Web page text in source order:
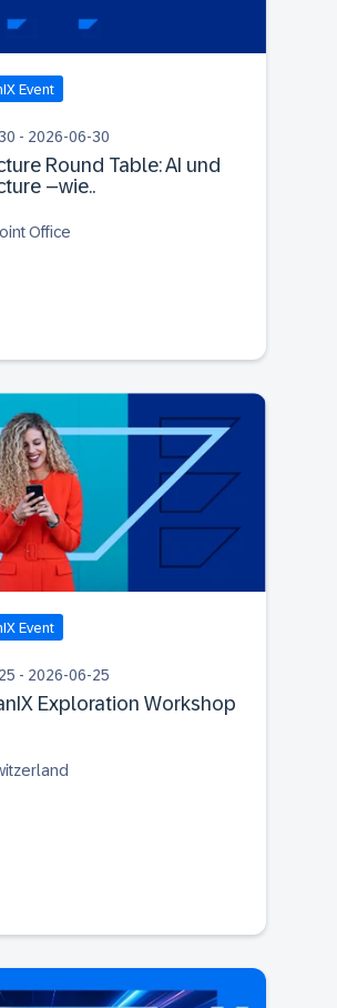
Event
- 2026-06-30
Round Table: AI und
–wie..
Office
Event
- 2026-06-25
Exploration Workshop